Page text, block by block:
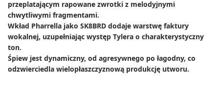
przeplatającym rapowane zwrotki z melodyjnymi
chwytliwymi fragmentami.
Wkład Pharrella jako SK8BRD dodaje warstwę faktury
wokalnej, uzupełniając występ Tylera o charakterystyczny
ton.
Śpiew jest dynamiczny, od agresywnego po łagodny, co
odzwierciedla wielopłaszczyznową produkcję utworu.